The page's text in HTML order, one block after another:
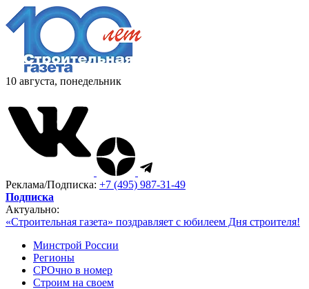
10 августа, понедельник
Реклама/Подписка: +7 (495) 987-31-49
Подписка
Актуально:
«Строительная газета» поздравляет с юбилеем Дня строителя!
Минстрой России
Регионы
СРОчно в номер
Строим на своем